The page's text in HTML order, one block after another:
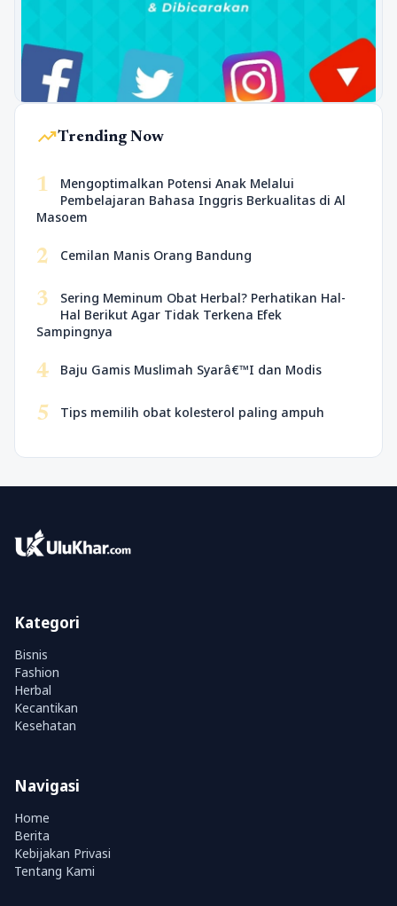
trending_upTrending Now
1
Mengoptimalkan Potensi Anak Melalui
Pembelajaran Bahasa Inggris Berkualitas di Al
Masoem
2 Cemilan Manis Orang Bandung
3
Sering Meminum Obat Herbal? Perhatikan Hal-
Hal Berikut Agar Tidak Terkena Efek
Sampingnya
4 Baju Gamis Muslimah Syarâ€™I dan Modis
5 Tips memilih obat kolesterol paling ampuh
Kategori
Bisnis
Fashion
Herbal
Kecantikan
Kesehatan
Navigasi
Home
Berita
Kebijakan Privasi
Tentang Kami